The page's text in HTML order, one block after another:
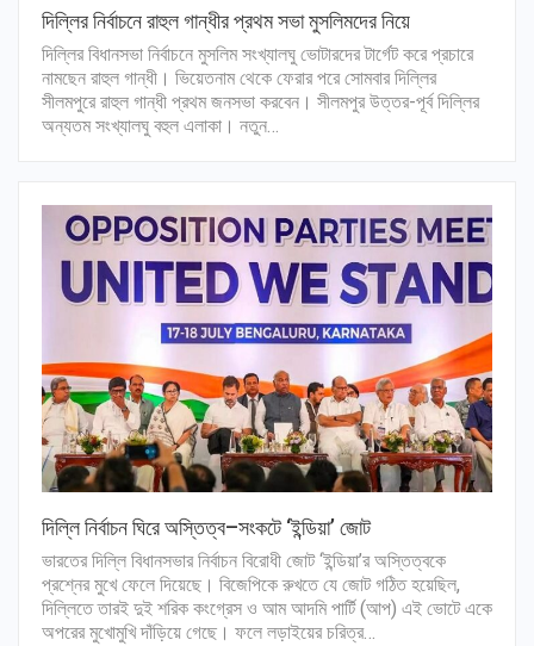
দিল্লির নির্বাচনে রাহুল গান্ধীর প্রথম সভা মুসলিমদের নিয়ে
দিল্লির বিধানসভা নির্বাচনে মুসলিম সংখ্যালঘু ভোটারদের টার্গেট করে প্রচারে
নামছেন রাহুল গান্ধী। ভিয়েতনাম থেকে ফেরার পরে সোমবার দিল্লির
সীলমপুরে রাহুল গান্ধী প্রথম জনসভা করবেন। সীলমপুর উত্তর-পূর্ব দিল্লির
অন্যতম সংখ্যালঘু বহুল এলাকা। নতুন…
দিল্লি নির্বাচন ঘিরে অস্তিত্ব–সংকটে ‘ইন্ডিয়া’ জোট
ভারতের দিল্লি বিধানসভার নির্বাচন বিরোধী জোট ‘ইন্ডিয়া’র অস্তিত্বকে
প্রশ্নের মুখে ফেলে দিয়েছে। বিজেপিকে রুখতে যে জোট গঠিত হয়েছিল,
দিল্লিতে তারই দুই শরিক কংগ্রেস ও আম আদমি পার্টি (আপ) এই ভোটে একে
অপরের মুখোমুখি দাঁড়িয়ে গেছে। ফলে লড়াইয়ের চরিত্র…